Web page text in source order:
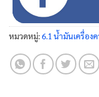
หมวดหมู่:6.1 น้ำมันเครื่อง